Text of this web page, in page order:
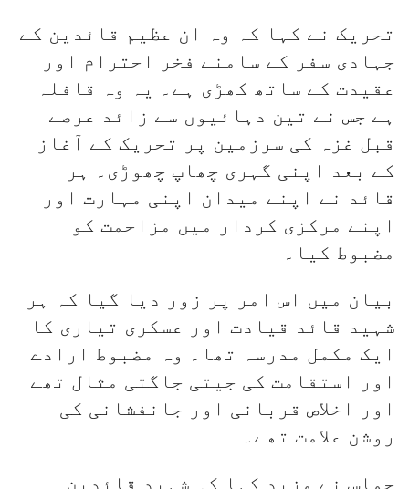
تحریک نے کہا کہ وہ ان عظیم قائدین کے
جہادی سفر کے سامنے فخر احترام اور
عقیدت کے ساتھ کھڑی ہے۔ یہ وہ قافلہ
ہے جس نے تین دہائیوں سے زائد عرصے
قبل غزہ کی سرزمین پر تحریک کے آغاز
کے بعد اپنی گہری چھاپ چھوڑی۔ ہر
قائد نے اپنے میدان اپنی مہارت اور
اپنے مرکزی کردار میں مزاحمت کو
مضبوط کیا۔
بیان میں اس امر پر زور دیا گیا کہ ہر
شہید قائد قیادت اور عسکری تیاری کا
ایک مکمل مدرسہ تھا۔ وہ مضبوط ارادے
اور استقامت کی جیتی جاگتی مثال تھے
اور اخلاص قربانی اور جانفشانی کی
روشن علامت تھے۔
حماس نے مزید کہا کہ شہید قائدین